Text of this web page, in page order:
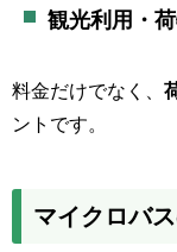
観光利用・
料金だけでなく、
ントです。
マイクロバ